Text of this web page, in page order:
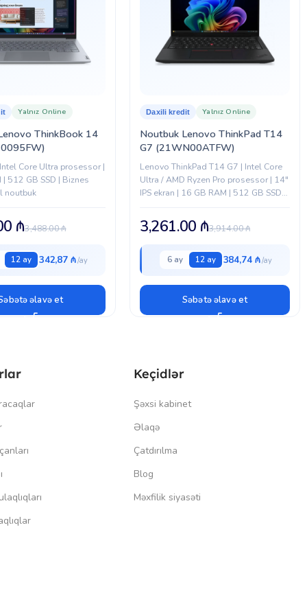
ThinkBook 14
Yalnız Online
Core Ultra prosessor |
| 512 GB SSD | Biznes
noutbuk
3,488.00₼
₼
12 ay 342,87 ₼
əlavə et
Noutbuk Lenovo ThinkPad T14
G7 (21WN00ATFW)
Daxili kredit Yalnız Online
Lenovo ThinkPad T14 G7 | Intel Core
Ultra / AMD Ryzen Pro prosessor | 14″
IPS ekran | 16 GB RAM | 512 GB SSD |
3,914.00₼
3,261.00 ₼
6 ay 12 ay 384,74 ₼
Səbətə əlavə et
Keçidlər
Şəxsi kabinet
Əlaqə
Çatdırılma
Blog
Məxfilik siyasəti